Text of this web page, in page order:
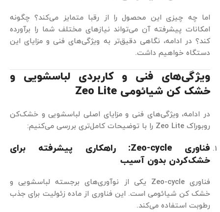
اما چه چیزی این محصول را از رقبا متمایز می‌کند؟ چگونه
امکانات پیشرفته آن می‌تواند نیازهای مختلف شما را برآورده
کند؟ در ادامه، نگاهی دقیق‌تر به ویژگی‌های فنی و مزایای این
دستگاه خواهیم داشت.
ویژگی‌های فنی و کاربردی لباسشویی و
خشک کن شیائومی
در ادامه، ویژگی‌های فنی و مزایای اصلی لباسشویی و خشک‌کن
روبوراک Zeo Lite را با توضیحات کامل‌تری بررسی می‌کنیم:
فناوری
راهکاری پیشرفته برای
خشک‌کردن بدون آسیب
فناوری Zeo-cycle یکی از نوآوری‌های برجسته لباسشویی و
خشک کن شیائومی است. این فناوری از ماده زئولیت برای جذب
رطوبت استفاده می‌کند.